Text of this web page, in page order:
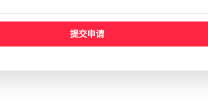
提交申请